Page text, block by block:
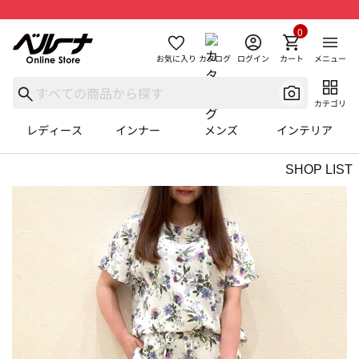
お気に入り カタログ ログイン カート
0
メニュー
カテゴリ
レディース インナー メンズ インテリア
SHOP LIST